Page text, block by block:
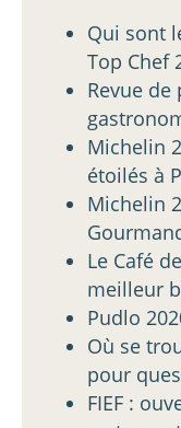
Qui sont
Top Chef
Revue
Michelin
étoilés à
Michelin
Le Café
meilleur
Pudlo
Où se
pour
FIEF :